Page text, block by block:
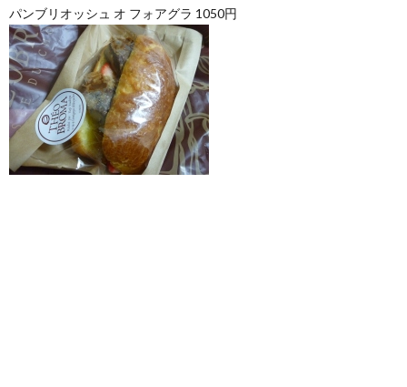
パンブリオッシュ オ フォアグラ 1050円